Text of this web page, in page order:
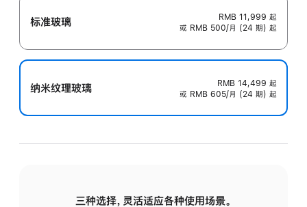
标准玻璃 RMB 11,999 起
或 RMB 500/月 (24 期) 起
纳米纹理玻璃 RMB 14,499 起
或 RMB 605/月 (24 期) 起
三种选择，灵活适应各种使用场景。